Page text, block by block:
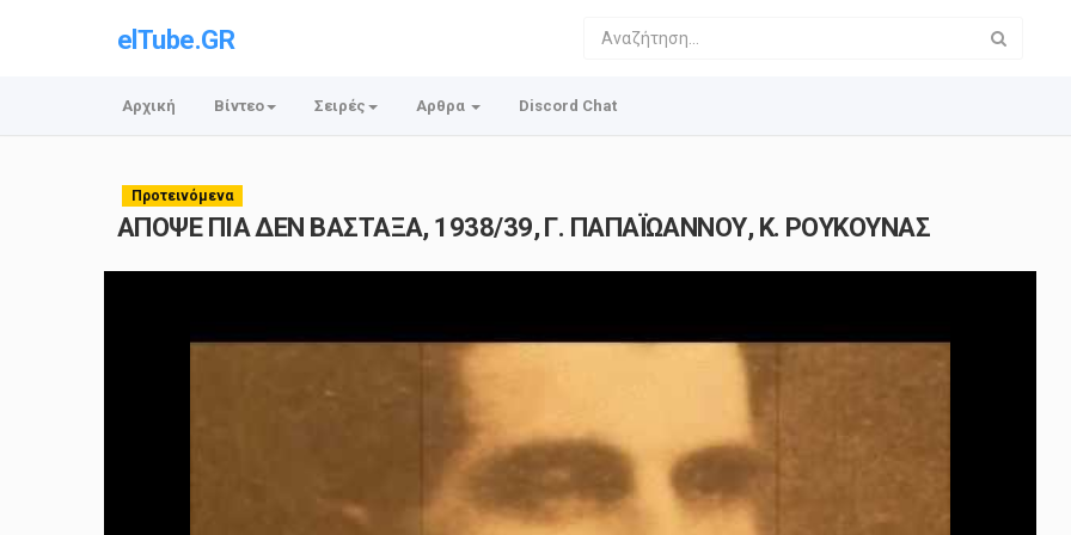
elTube.GR
Αρχική Βίντεο Σειρές Αρθρα Discord Chat
Προτεινόμενα
ΑΠΟΨΕ ΠΙΑ ΔΕΝ ΒΑΣΤΑΞΑ, 1938/39, Γ. ΠΑΠΑΪΩΑΝΝΟΥ, Κ. ΡΟΥΚΟΥΝΑΣ